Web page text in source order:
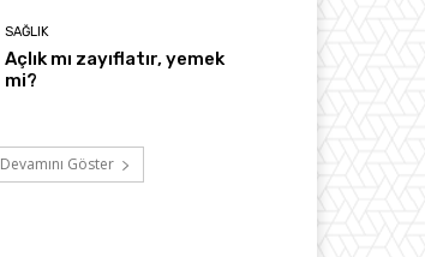
SAĞLIK
Açlık mı zayıflatır, yemek
mi?
Devamını Göster